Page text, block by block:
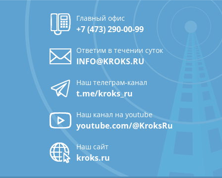
Главный офис
+7 (473) 290-00-99
Ответим в течении суток
INFO@KROKS.RU
Наш телеграм-канал
t.me/kroks_ru
Наш канал на youtube
youtube.com/@KroksRu
Наш сайт
kroks.ru